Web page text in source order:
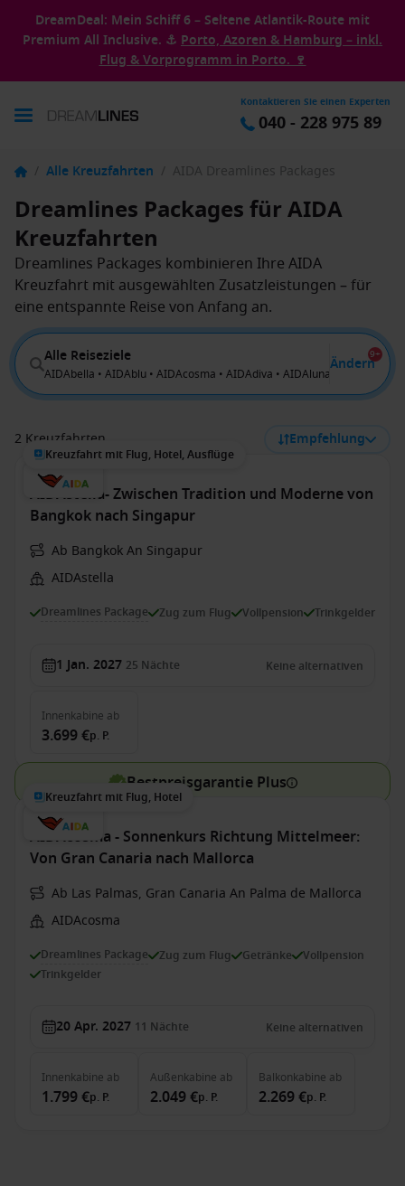
DreamDeal: Mein Schiff 6 – Seltene Atlantik-Route mit
Premium All Inclusive. ⚓ Porto, Azoren & Hamburg – inkl.
Flug & Vorprogramm in Porto. 🍷
Kontaktieren Sie einen Experten
040 - 228 975 89
/ Alle Kreuzfahrten / AIDA Dreamlines Packages
Dreamlines Packages für AIDA
Kreuzfahrten
Dreamlines Packages kombinieren Ihre AIDA
Kreuzfahrt mit ausgewählten Zusatzleistungen – für
eine entspannte Reise von Anfang an.
Alle Reiseziele
AIDAbella • AIDAblu • AIDAcosma • AIDAdiva • AIDAluna • AIDAmar
Ändern
9+
2 Kreuzfahrten Empfehlung
Kreuzfahrt mit Flug, Hotel, Ausflüge
AIDAstella- Zwischen Tradition und Moderne von
Bangkok nach Singapur
Ab Bangkok An Singapur
AIDAstella
Dreamlines Package Zug zum Flug Vollpension Trinkgelder
1 Jan. 2027 25 Nächte Keine alternativen
Innenkabine ab
3.699 €p. P.
Bestpreisgarantie Plus
Kreuzfahrt mit Flug, Hotel
AIDAcosma - Sonnenkurs Richtung Mittelmeer:
Von Gran Canaria nach Mallorca
Ab Las Palmas, Gran Canaria An Palma de Mallorca
AIDAcosma
Dreamlines Package Zug zum Flug Getränke
Vollpension
Trinkgelder
20 Apr. 2027 11 Nächte Keine alternativen
Innenkabine ab
1.799 €p. P.
Außenkabine ab
2.049 €p. P.
Balkonkabine ab
2.269 €p. P.